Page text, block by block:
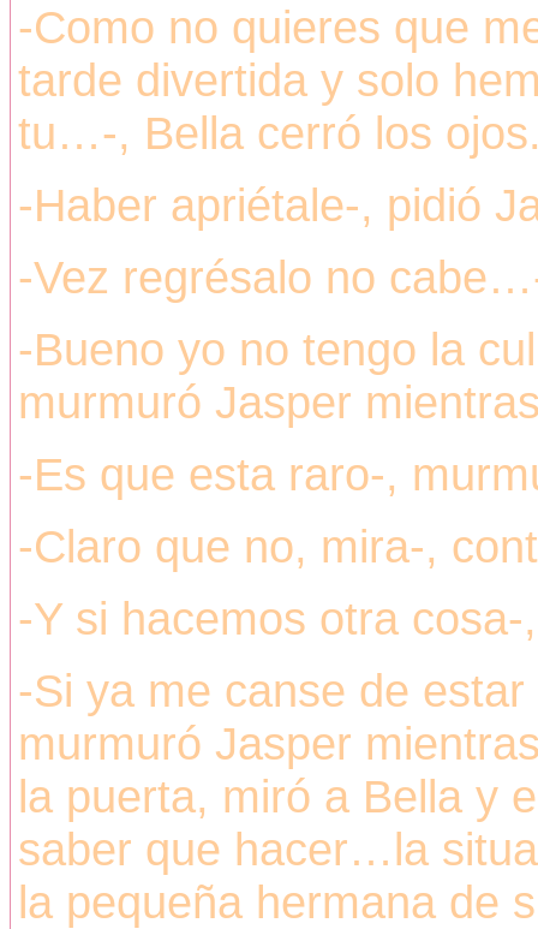
-Como no quieres que
tarde divertida y solo
tu…-, Bella cerró los
-Haber apriétale-, pidió
-Vez regrésalo no
-Bueno yo no tengo la
murmuró Jasper
-Es que esta raro-,
-Claro que no, mira-,
-Y si hacemos otra cosa-
-Si ya me canse de
murmuró Jasper
la puerta, miró a Bella y
saber que hacer…la
la pequeña hermana de